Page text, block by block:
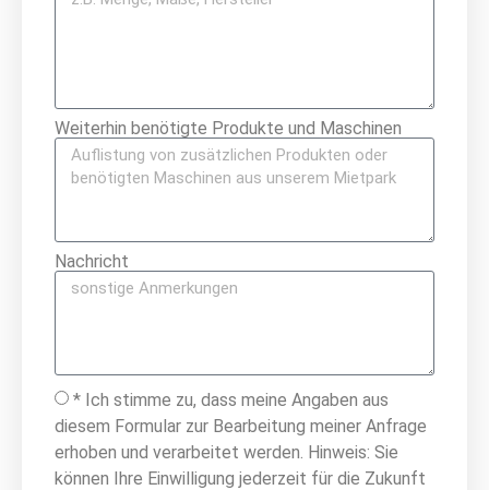
Weiterhin benötigte Produkte und Maschinen
Nachricht
* Ich stimme zu, dass meine Angaben aus
diesem Formular zur Bearbeitung meiner Anfrage
erhoben und verarbeitet werden. Hinweis: Sie
können Ihre Einwilligung jederzeit für die Zukunft